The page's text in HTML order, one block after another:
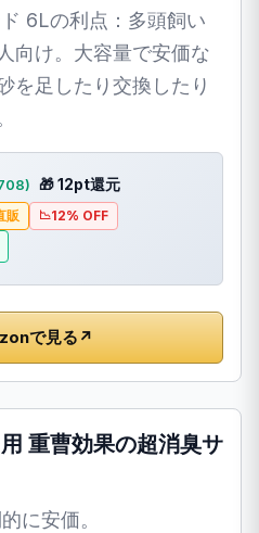
6Lの利点：多頭飼い
向け。大容量で安価な
を足したり交換したり
🎁 12pt還元
販
12% OFF
で見る ↗
重曹効果の超消臭サ
に安価。